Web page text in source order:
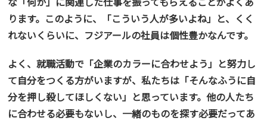
ります。このように、「こういう人が多いよね」と、くく
れないくらいに、フジアールの社員は個性豊かなんです。
よく、就職活動で「企業のカラーに合わせよう」と努力し
て自分をつくる方がいますが、私たちは「そんなふうに自
分を押し殺してほしくない」と思っています。他の人たち
に合わせる必要もないし、一緒のものを探す必要だってあ